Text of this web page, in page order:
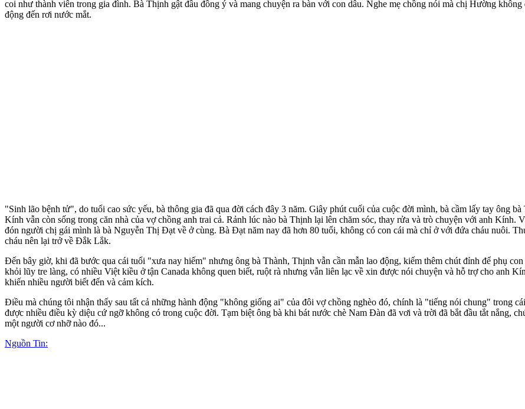
coi như thành viên trong gia đình. Bà Thịnh gật đầu đồng ý và mang chuyện ra bàn với con dâu. Nghe mẹ chồng nói mà chị Hường
động đến rơi nước mắt.
"Sinh lão bệnh tử", do tuổi cao sức yếu, bà thông gia đã qua đời cách đây 3 năm. Giây phút cuối của cuộc đời mình, bà cầm lấy tay ông
Kính vẫn còn sống trong căn nhà của vợ chồng anh trai cả. Rảnh lúc nào bà Thịnh lại lên chăm sóc, thay rửa và trò chuyện với anh
đón người chị gái mình là bà Nguyễn Thị Đạt về ở cùng. Bà Đạt năm nay đã hơn 80 tuổi, không có con cái mà chỉ ở với đứa cháu nuôi.
cháu nên lại trở về Đắk Lắk.
Đến bây giờ, khi đã bước qua cái tuổi "xưa nay hiếm" nhưng ông bà Thành, Thịnh vẫn cần mẫn lao động, kiếm thêm chút đỉnh để phụ
khỏi lũy tre làng, có nhiều Việt kiều ở tận Canada không quen biết, ruột rà nhưng vẫn liên lạc về xin được nói chuyện và hỗ trợ cho anh
khiến nhiều người biết đến và cảm kích.
Điều mà chúng tôi nhận thấy sau tất cả những hành động "không giống ai" của đôi vợ chồng nghèo đó, chính là "tiếng nói chung" trong
được nhiều điều kỳ diệu cứ ngỡ không có trong cuộc đời. Tạm biệt ông bà khi bát nước chè Nam Đàn đã vơi và trời đã bắt đầu tắt nắng,
một người cơ nhỡ nào đó...
Nguồn Tin: